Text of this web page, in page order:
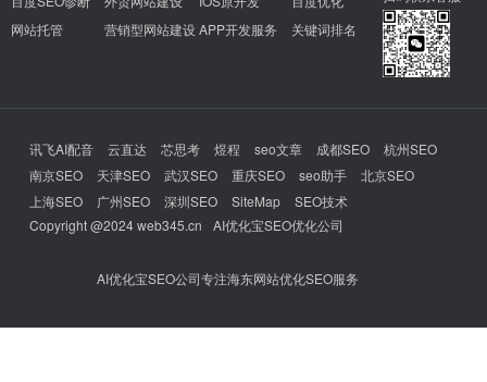
网站托管
营销型网站建设APP开发服务
关键词排名
讯飞AI配音 云直达 芯思考 煜程 seo文章 成都SEO
杭州SEO
南京SEO
天津SEO 武汉SEO 重庆SEO seo助手
北京SEO
上海SEO
广州SEO 深圳SEO SiteMap
SEO技术
Copyright @2024 web345.cn
AI优化宝SEO优化公司
AI优化宝SEO公司专注海东网站优化SEO服务